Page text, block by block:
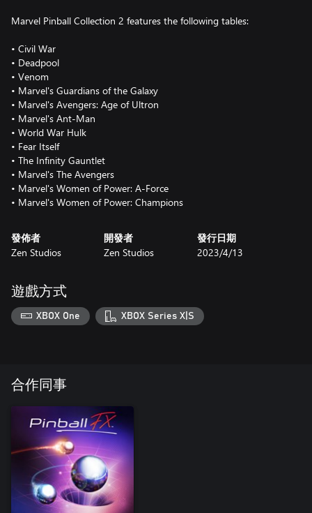
Marvel Pinball Collection 2 features the following tables:
• Civil War
• Deadpool
• Venom
• Marvel's Guardians of the Galaxy
• Marvel's Avengers: Age of Ultron
• Marvel's Ant-Man
• World War Hulk
• Fear Itself
• The Infinity Gauntlet
• Marvel's The Avengers
• Marvel's Women of Power: A-Force
• Marvel's Women of Power: Champions
發佈者
Zen Studios
開發者
Zen Studios
發行日期
2023/4/13
遊戲方式
XBOX One XBOX Series X|S
合作同事